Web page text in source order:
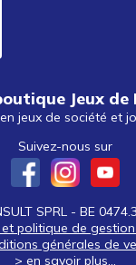
Jeux de
jeux de société et
Suivez-nous sur
SPRL - BE
politique de
générales de
> en savoir plus...